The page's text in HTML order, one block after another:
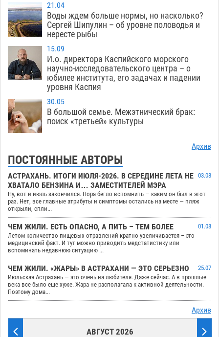
21.04
Воды ждем больше нормы, но насколько?
Сергей Шипулин – об уровне половодья и
нересте рыбы
15.09
И.о. директора Каспийского морского
научно-исследовательского центра – о
юбилее института, его задачах и падении
уровня Каспия
30.05
В большой семье. Межэтнический брак:
поиск «третьей» культуры
Архив
ПОСТОЯННЫЕ АВТОРЫ
АСТРАХАНЬ. ИТОГИ ИЮЛЯ-2026. В СЕРЕДИНЕ ЛЕТА НЕ
ХВАТАЛО БЕНЗИНА И… ЗАМЕСТИТЕЛЕЙ МЭРА
03.08
Ну, вот и июль закончился. Пора бегло вспомнить — каким он был в этот
раз. Нет, все главные атрибуты и симптомы остались на месте — пляж
открыли, спли...
ЧЕМ ЖИЛИ. ЕСТЬ ОПАСНО, А ПИТЬ – ТЕМ БОЛЕЕ
01.08
Летом количество пищевых отравлений кратно увеличивается – это
медицинский факт. И тут можно приводить медстатистику или
вспоминать недавнюю ситуацию ...
ЧЕМ ЖИЛИ. «ЖАРЫ» В АСТРАХАНИ — ЭТО СЕРЬЕЗНО
25.07
Июльская Астрахань — это очень на любителя. Даже сейчас. А в прошлые
века все было еще хуже. Жара не располагала к активной деятельности.
Поэтому дома...
Архив
АВГУСТ 2026